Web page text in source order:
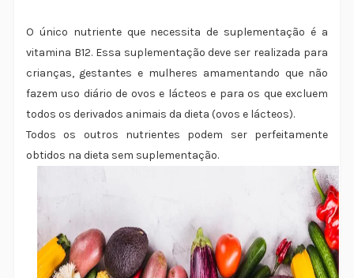
O único nutriente que necessita de suplementação é a
vitamina B12. Essa suplementação deve ser realizada para
crianças, gestantes e mulheres amamentando que não
fazem uso diário de ovos e lácteos e para os que excluem
todos os derivados animais da dieta (ovos e lácteos).
Todos os outros nutrientes podem ser perfeitamente
obtidos na dieta sem suplementação.